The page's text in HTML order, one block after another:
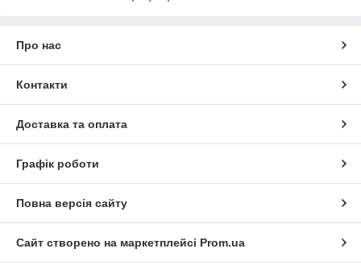
Про нас
Контакти
Доставка та оплата
Графік роботи
Повна версія сайту
Сайт створено на маркетплейсі Prom.ua